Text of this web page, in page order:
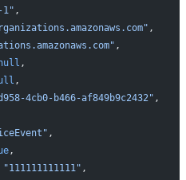
1" ,
,
,
,
,
4cb0-b466-af849b9c2432" ,
,
,
"111111111111" ,